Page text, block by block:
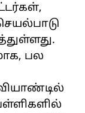
பல